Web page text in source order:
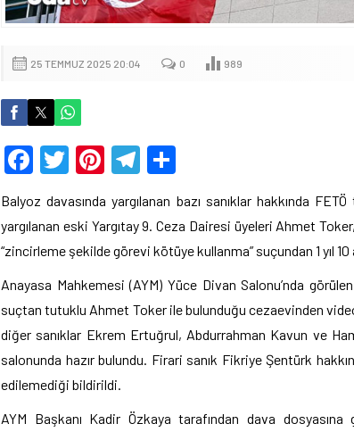
25 TEMMUZ 2025 20:04 0 989
Facebook
Twitter
Pinterest
Telegram
Balyoz davasında yargılanan bazı sanıklar hakkında
yargılanan eski Yargıtay 9. Ceza Dairesi üyeleri Ahmet
“zincirleme şekilde görevi kötüye kullanma” suçundan 1 yıl 10
Anayasa Mahkemesi (AYM) Yüce Divan Salonu’nda
suçtan tutuklu Ahmet Toker ile bulunduğu cezaevinden
diğer sanıklar Ekrem Ertuğrul, Abdurrahman Kavun ve
salonunda hazır bulundu. Firari sanık Fikriye Şentürk
edilemediği bildirildi.
AYM Başkanı Kadir Özkaya tarafından dava dosyasına